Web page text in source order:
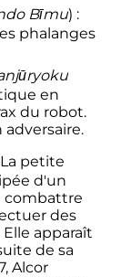
Bīmu) :
phalanges
en
du robot.
La petite
d'un
combattre
des
apparaît
de sa
Alcor